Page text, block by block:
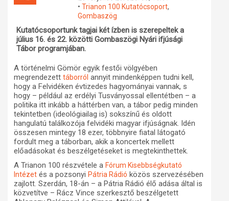
Műhelymunkák
• Trianon 100 Kutatócsoport,
Gombaszög
Kutatócsoportunk tagjai két ízben is szerepeltek a
július 16. és 22. közötti Gombaszögi Nyári ifjúsági
Tábor programjában.
A történelmi Gömör egyik festői völgyében
megrendezett táborról annyit mindenképpen tudni kell,
hogy a Felvidéken évtizedes hagyományai vannak, s
hogy – például az erdélyi Tusványossal ellentétben – a
politika itt inkább a háttérben van, a tábor pedig minden
tekintetben (ideológiailag is) sokszínű és oldott
hangulatú találkozója felvidéki magyar ifjúságnak. Idén
összesen mintegy 18 ezer, többnyire fiatal látogató
fordult meg a táborban, akik a koncertek mellett
előadásokat és beszélgetéseket is megtekinthettek.
A Trianon 100 részvétele a Fórum Kisebbségkutató
Intézet és a pozsonyi Pátria Rádió közös szervezésében
zajlott. Szerdán, 18-án – a Pátria Rádió élő adása által is
közvetítve – Rácz Vince szerkesztő beszélgetett